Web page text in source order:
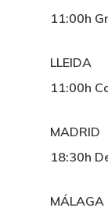
11:00h
LLEIDA
11:00h
MADRID
18:30h
MÁLAGA